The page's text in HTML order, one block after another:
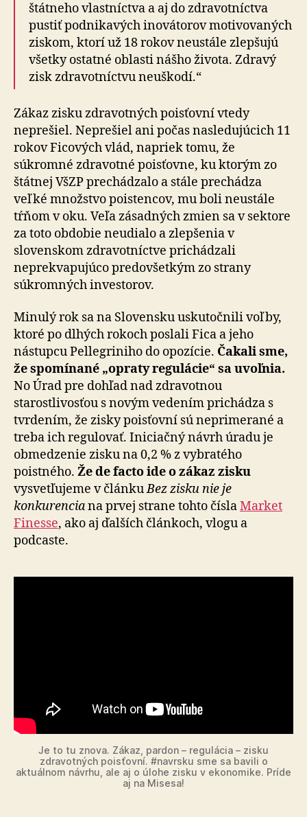
štátneho vlastníctva a aj do zdravotníctva
pustiť podnikavých inovátorov motivovaných
ziskom, ktorí už 18 rokov neustále zlepšujú
všetky ostatné oblasti nášho života. Zdravý
zisk zdravotníctvu neuškodí.“
Zákaz zisku zdravotných poisťovní vtedy
neprešiel. Neprešiel ani počas nasledujúcich 11
rokov Ficových vlád, napriek tomu, že
súkromné zdravotné poisťovne, ku ktorým zo
štátnej VšZP prechádzalo a stále prechádza
veľké množstvo poistencov, mu boli neustále
tŕňom v oku. Veľa zásadných zmien sa v sektore
za toto obdobie neudialo a zlepšenia v
slovenskom zdravotníctve prichádzali
neprekvapujúco predovšetkým zo strany
súkromných investorov.
Minulý rok sa na Slovensku uskutočnili voľby,
ktoré po dlhých rokoch poslali Fica a jeho
nástupcu Pellegriniho do opozície. Čakali sme,
že spomínané „opraty regulácie“ sa uvoľnia.
No Úrad pre dohľad nad zdravotnou
starostlivosťou s novým vedením prichádza s
tvrdením, že zisky poisťovní sú neprimerané a
treba ich regulovať. Iniciačný návrh úradu je
obmedzenie zisku na 0,2 % z vybratého
poistného. Že de facto ide o zákaz zisku
vysvetľujeme v článkuBez zisku nie je
konkurenciana prvej strane tohto číslaMarket
Finesse, ako aj ďalších článkoch, vlogu a
podcaste.
Je to tu znova. Zákaz, pardon – regulácia – zisku
zdravotných poisťovní. #navrsku sme sa bavili o
aktuálnom návrhu, ale aj o úlohe zisku v ekonomike. Príde
aj na Misesa!